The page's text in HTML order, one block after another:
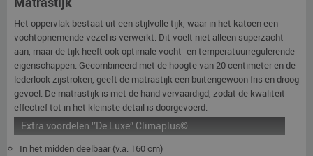
Het oppervlak bestaat uit een stijlvolle tijk, waar in het katoen een
vochtopnemende vezel is verwerkt. Dit voelt niet alleen superzacht
aan, maar de tijk heeft ook optimale vocht- en temperatuurregulerende
eigenschappen. Gecombineerd met de hoogte van 20 centimeter en de
lederlook zijstroken, geeft de matrastijk een buitengewoon fris en droog
gevoel. De matrastijk is met de hand vervaardigd, zodat de kwaliteit
effectief tot in het kleinste detail is doorgevoerd.
Extra voordelen ‘’De Luxe” Climaplus©
In het midden deelbaar (v.a. 160 cm)